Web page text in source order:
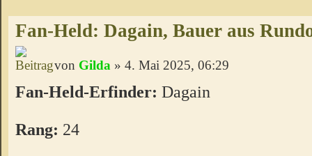
Fan-Held: Dagain, Bauer aus
von Gilda » 4. Mai 2025, 06:29
Fan-Held-Erfinder: Dagain
Rang: 24